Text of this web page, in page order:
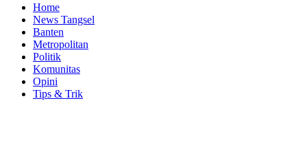
Home
News Tangsel
Banten
Metropolitan
Politik
Komunitas
Opini
Tips & Trik